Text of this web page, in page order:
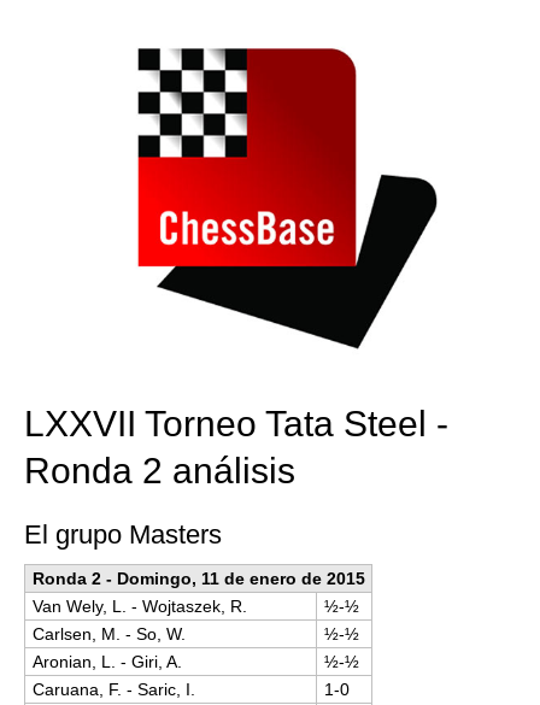
LXXVII Torneo Tata Steel -
Ronda 2 análisis
El grupo Masters
Ronda 2 - Domingo, 11 de enero de 2015
Van Wely, L. - Wojtaszek, R.
½-½
Carlsen, M. - So, W.
½-½
Aronian, L. - Giri, A.
½-½
Caruana, F. - Saric, I.
1-0